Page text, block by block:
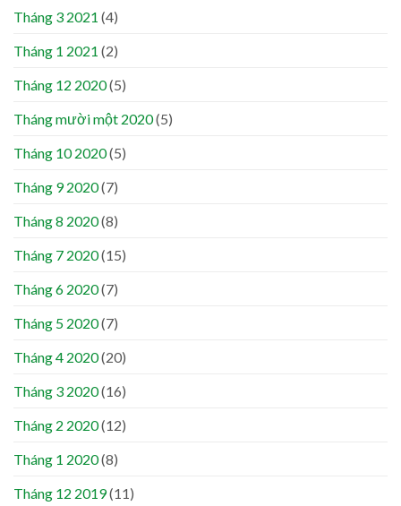
Tháng 3 2021 (4)
Tháng 1 2021 (2)
Tháng 12 2020(5)
Tháng mười một 2020(5)
Tháng 10 2020(5)
Tháng 9 2020(7)
Tháng 8 2020(8)
Tháng 7 2020(15)
Tháng 6 2020(7)
Tháng 5 2020(7)
Tháng 4 2020(20)
Tháng 3 2020(16)
Tháng 2 2020(12)
Tháng 1 2020(8)
Tháng 12 2019(11)